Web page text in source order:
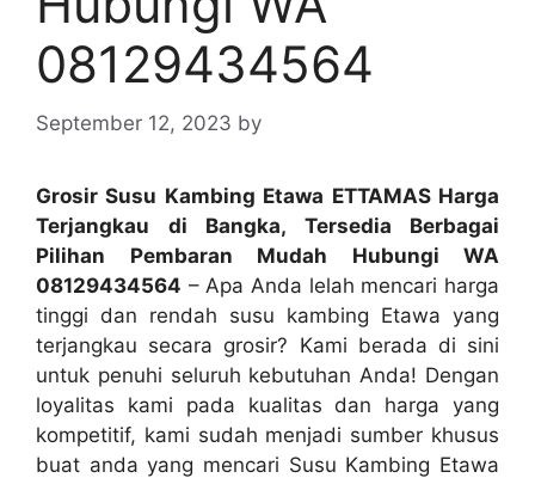
08129434564
September 12, 2023 by
Grosir Susu Kambing Etawa ETTAMAS Harga
Terjangkau di Bangka, Tersedia Berbagai
Pilihan Pembaran Mudah Hubungi WA
08129434564 – Apa Anda lelah mencari harga
tinggi dan rendah susu kambing Etawa yang
terjangkau secara grosir? Kami berada di sini
untuk penuhi seluruh kebutuhan Anda! Dengan
loyalitas kami pada kualitas dan harga yang
kompetitif, kami sudah menjadi sumber khusus
buat anda yang mencari Susu Kambing Etawa